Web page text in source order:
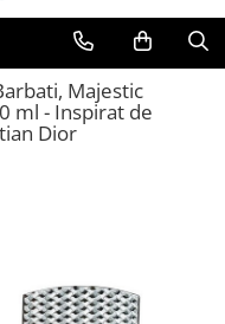
Majestic
ml - Inspirat de
Dior